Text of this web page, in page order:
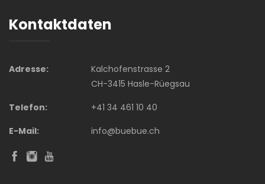
Kontaktdaten
Adresse:
Kalchofenstrasse 2
CH-3415 Hasle-Rüegsau
Telefon:
+41 34 461 10 40
E-Mail:
info@buebue.ch